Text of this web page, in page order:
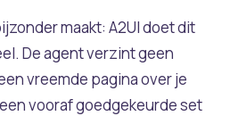
maakt: A2UI doet dit
De agent verzint geen
vreemde pagina over je
vooraf goedgekeurde set